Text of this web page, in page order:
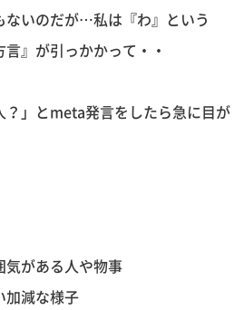
ないのだが…私は『わ』という
言』が引っかかって・・
？」とmeta発言をしたら急に目が
気がある人や物事
加減な様子